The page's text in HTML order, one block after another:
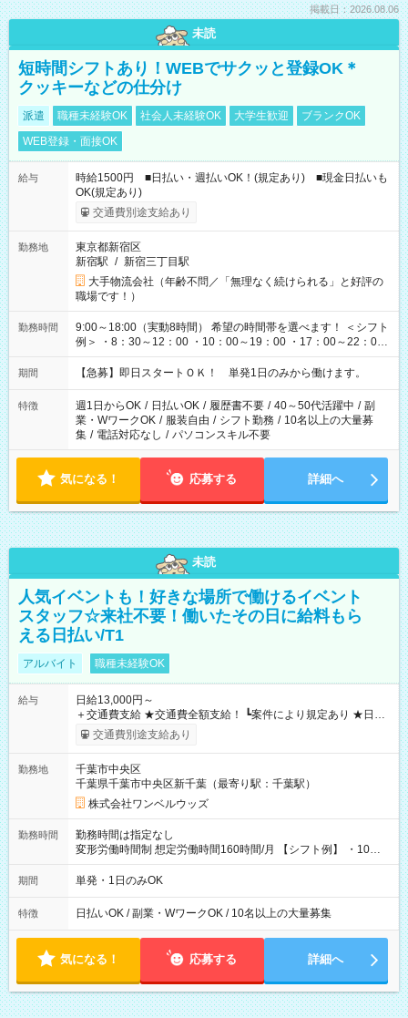
掲載日：2026.08.06
未読
短時間シフトあり！WEBでサクッと登録OK＊
クッキーなどの仕分け
派遣 職種未経験OK 社会人未経験OK 大学生歓迎
ブランクOK
WEB登録・面接OK
給与
時給1500円 ■日払い・週払いOK！(規定あり) ■現金日払いも
OK(規定あり)
交通費別途支給あり
勤務地
東京都新宿区
新宿駅 / 新宿三丁目駅
大手物流会社（年齢不問／「無理なく続けられる」と好評の
職場です！）
勤務時間
9:00～18:00（実動8時間） 希望の時間帯を選べます！ ＜シフト
例＞ ・8：30～12：00 ・10：00～19：00 ・17：00～22：00
・13：00～22：00 ・22：00～翌6：00 など
期間 【急募】即日スタートＯＫ！ 単発1日のみから働けます。
特徴 週1日からOK / 日払いOK / 履歴書不要 / 40～50代活躍中 / 副
業・WワークOK / 服装自由 / シフト勤務 / 10名以上の大量募
集 / 電話対応なし / パソコンスキル不要
気になる！ 応募する 詳細へ
未読
人気イベントも！好きな場所で働けるイベント
スタッフ☆来社不要！働いたその日に給料もら
える日払い/T1
アルバイト 職種未経験OK
給与
日給13,000円～
＋交通費支給 ★交通費全額支給！ ┗案件により規定あり ★日払
いOK！（規定あり） ┗働いたその日に現金GET♪ お仕事後はコ
ンビニATMから 日払い分を引き落とせます！ 【試用期間】試
交通費別途支給あり
勤務地
千葉市中央区
千葉県千葉市中央区新千葉（最寄り駅：千葉駅）
株式会社ワンベルウッズ
勤務時間
勤務時間は指定なし
変形労働時間制 想定労働時間160時間/月 【シフト例】 ・10：
00～20：00
期間 単発・1日のみOK
特徴 日払いOK / 副業・WワークOK / 10名以上の大量募集
気になる！ 応募する 詳細へ